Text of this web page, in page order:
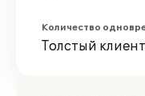
Количество
Толстый